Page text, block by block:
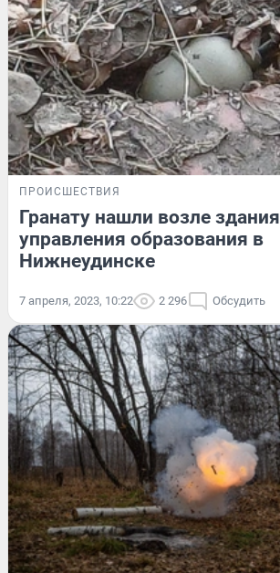
ПРОИСШЕСТВИЯ
Гранату нашли возле здания
управления образования в
Нижнеудинске
7 апреля, 2023, 10:22 2 296 Обсудить